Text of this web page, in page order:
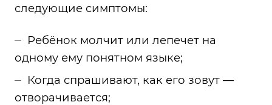
следующие симптомы:
Ребёнок молчит или лепечет на
одному ему понятном языке;
Когда спрашивают, как его зовут —
отворачивается;